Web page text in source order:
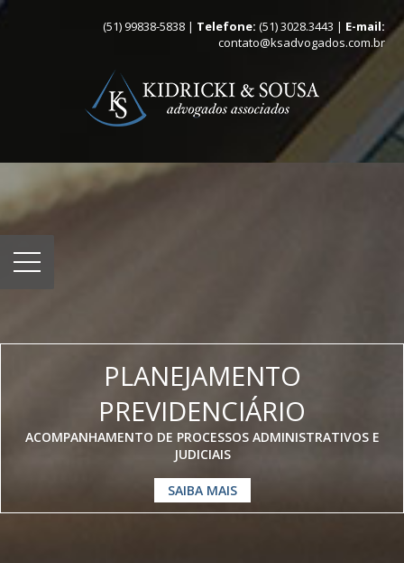
(51) 99838-5838 | Telefone: (51) 3028.3443 | E-mail:
contato@ksadvogados.com.br
PLANEJAMENTO
PREVIDENCIÁRIO
ACOMPANHAMENTO DE PROCESSOS ADMINISTRATIVOS E
JUDICIAIS
SAIBA MAIS